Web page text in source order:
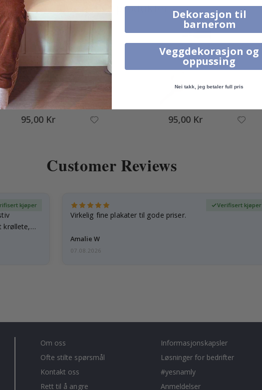
Alternative produkter
95,00 Kr 95,00 Kr
Customer Reviews
krøllete,
kjøper
Virkelig fine plakater til gode priser.
Amalie W
Verifisert kjøper
07.08.2026
Om oss
Ofte stilte spørsmål
Kontakt oss
Rett til å angre
Informasjonskapsler
Løsninger for bedrifter
#yesnamly
Anmeldelser
Dekorasjon til
barnerom
Veggdekorasjon og
oppussing
Nei takk, jeg betaler full pris